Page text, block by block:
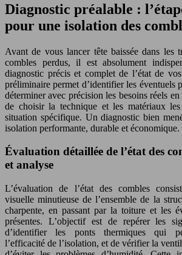
Diagnostic préalable :
pour une isolation des
Avant de vous lancer tête baissée dans les
combles perdus, il est absolument
diagnostic précis et complet de l’état de
préliminaire permet d’identifier les éventuels
déterminer avec précision les besoins réels
de choisir la technique et les matériaux
situation spécifique. Un diagnostic bien
isolation performante, durable et économique.
Évaluation détaillée de l’état des
et analyse
L’évaluation de l’état des combles
visuelle minutieuse de l’ensemble de la
charpente, en passant par la toiture et les
présentes. L’objectif est de repérer les
d’identifier les ponts thermiques qui
l’efficacité de l’isolation, et de vérifier la